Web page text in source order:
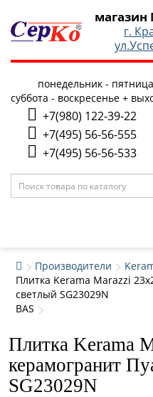
г.
понедельник -
суббота - воскресенье +
+7(980) 122-39-22
+7(495) 56-56-555
+7(495) 56-56-533
Производители
Плитка Kerama Marazzi
светлый SG23029N
BAS
Плитка Kerama
керамогранит
SG23029N